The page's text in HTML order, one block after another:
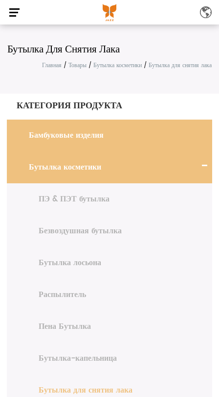
Бутылка Для Снятия Лака
Главная / Товары / Бутылка косметики / Бутылка для снятия лака
КАТЕГОРИЯ ПРОДУКТА
Бамбуковые изделия
Бутылка косметики
ПЭ & ПЭТ бутылка
Безвоздушная бутылка
Бутылка лосьона
Распылитель
Пена Бутылка
Бутылка-капельница
Бутылка для снятия лака